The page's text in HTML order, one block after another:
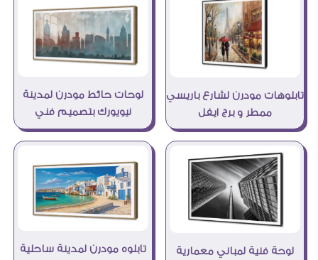
تابلوهات مودرن لشارع باريسي
ممطر و برج ايفل
لوحات حائط مودرن لمدينة
نيويورك بتصميم فني
لوحة فنية لمباني معمارية
تابلوه مودرن لمدينة ساحلية